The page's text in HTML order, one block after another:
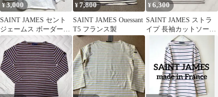
¥3,000
SAINT JAMES セント
ジェームス ボーダーカ
ットソー 白×青
¥7,800
SAINT JAMES Ouessant
T5 フランス製
¥6,300
SAINT JAMES ストラ
イプ 長袖カットソー